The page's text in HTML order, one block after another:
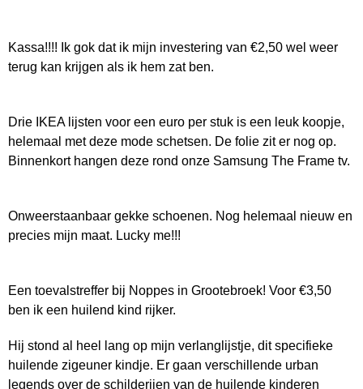
Kassa!!!! Ik gok dat ik mijn investering van €2,50 wel weer
terug kan krijgen als ik hem zat ben.
Drie IKEA lijsten voor een euro per stuk is een leuk koopje,
helemaal met deze mode schetsen. De folie zit er nog op.
Binnenkort hangen deze rond onze Samsung The Frame tv.
Onweerstaanbaar gekke schoenen. Nog helemaal nieuw en
precies mijn maat. Lucky me!!!
Een toevalstreffer bij Noppes in Grootebroek! Voor €3,50
ben ik een huilend kind rijker.
Hij stond al heel lang op mijn verlanglijstje, dit specifieke
huilende zigeuner kindje. Er gaan verschillende urban
legends over de schilderijen van de huilende kinderen